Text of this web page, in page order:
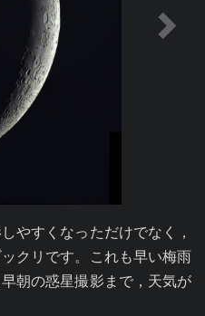
やすくなっただけでなく，
クリです。これも早い梅雨
朝の惑星撮影まで，天気が